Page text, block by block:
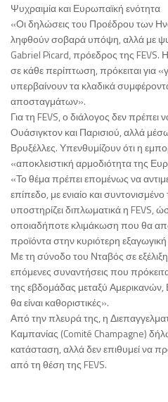
Ψυχραιμία και Ευρωπαϊκή ενότητα
«Οι δηλώσεις του Προέδρου των
ληφθούν σοβαρά υπόψη, αλλά με
Gabriel Picard, πρόεδρος της FEVS.
σε κάθε περίπτωση, πρόκειται για
υπερβαίνουν τα κλαδικά
αποσταγμάτων».
Για τη FEVS, ο διάλογος δεν πρέπει
Ουάσιγκτον και Παρισιού, αλλά
Βρυξέλλες. Υπενθυμίζουν ότι η
«αποκλειστική αρμοδιότητα της
«Το θέμα πρέπει επομένως να
επίπεδο, με ενιαίο και
υποστηρίζει διπλωματικά η FEVS,
οποιαδήποτε κλιμάκωση που θα
προϊόντα στην κυριότερη
Με τη σύνοδο του Νταβός σε
επόμενες συναντήσεις που
της εβδομάδας μεταξύ
θα είναι καθοριστικές».
Από την πλευρά της, η
Καμπανίας (Comité Champagne)
κατάσταση, αλλά δεν επιθυμεί να
από τη θέση της FEVS.